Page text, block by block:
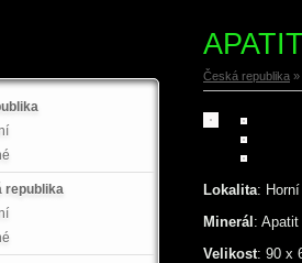
republika
APATIT
Česká republika »
Lokalita:
Minerál : Apatit
Velikost: 90 x